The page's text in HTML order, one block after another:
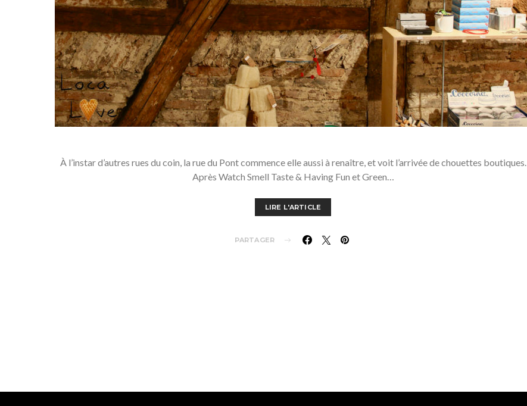
À l’instar d’autres rues du coin, la rue du Pont commence elle aussi à renaître, et voit l’arrivée de chouettes boutiques.
Après Watch Smell Taste & Having Fun et Green…
LIRE L'ARTICLE
PARTAGER